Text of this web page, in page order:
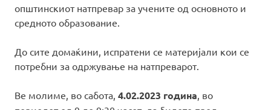
општинскиот натпревар за учените од основното и
средното образование.
До сите домаќини, испратени се материјали кои се
потребни за одржување на натпреварот.
Ве молиме, во сабота, 4.02.2023 година , во